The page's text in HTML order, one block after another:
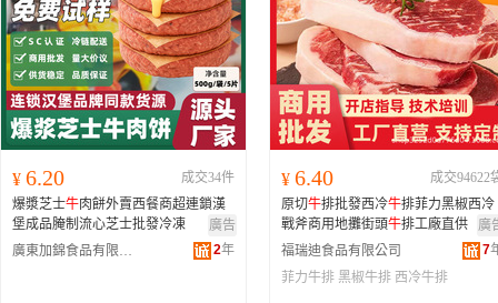
¥ 6.20
成交34件
爆漿芝士牛肉餅外賣西餐商超連鎖漢
堡成品腌制流心芝士批發冷凍
廣告
廣東加錦食品有限公司
2年
¥ 6.40
成交94622
原切牛排批發西冷牛排菲力黑椒西冷
戰斧商用地攤街頭牛排工廠直供
廣
福瑞迪食品有限公司
7
菲力牛排 黑椒牛排 西冷牛排